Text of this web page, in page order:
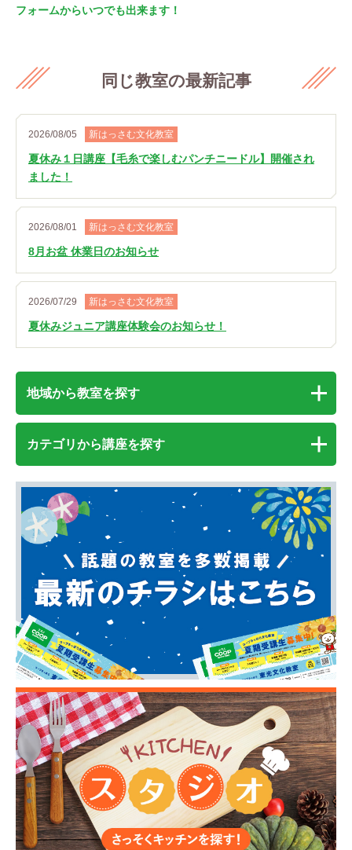
フォームからいつでも出来ます！
同じ教室の最新記事
2026/08/05 新はっさむ文化教室
夏休み１日講座【毛糸で楽しむパンチニードル】開催され
ました！
2026/08/01 新はっさむ文化教室
8月お盆 休業日のお知らせ
2026/07/29 新はっさむ文化教室
夏休みジュニア講座体験会のお知らせ！
地域から教室を探す
カテゴリから講座を探す